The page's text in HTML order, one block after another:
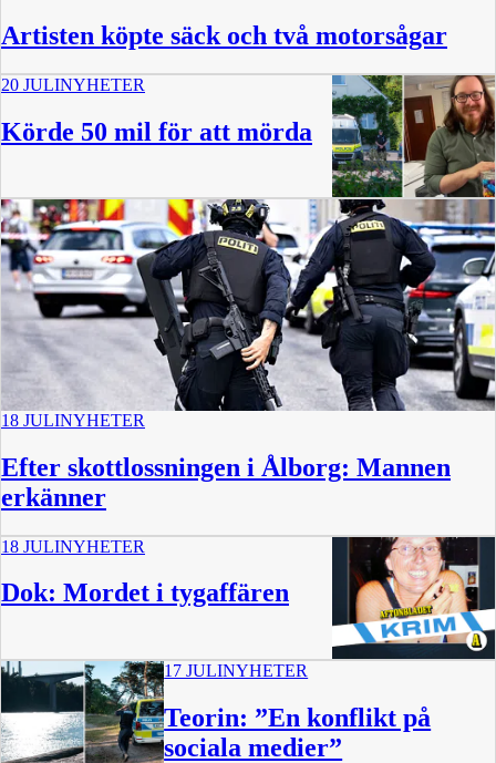
Artisten köpte säck och två motorsågar
20 JULINYHETER
Körde 50 mil för att mörda
18 JULINYHETER
Efter skottlossningen i Ålborg: Mannen
erkänner
18 JULINYHETER
Dok: Mordet i tygaffären
17 JULINYHETER
Teorin: ”En konflikt på
sociala medier”